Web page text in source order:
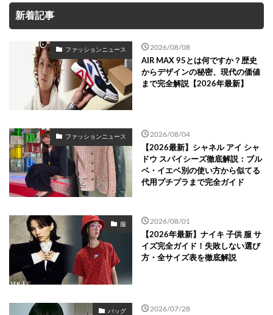
新着記事
ファッションニュース 2026/08/08
AIR MAX 95とは何ですか？歴史
からデザインの秘密、現代の価値
まで完全解説【2026年最新】
ファッションニュース 2026/08/04
【2026最新】シャネル アイ シャ
ドウ スパイシーズ徹底解説：ブル
ベ・イエベ別の使い方から似てる
代用プチプラまで完全ガイド
服 2026/08/01
【2026年最新】ナイキ 子供 服 サ
イズ完全ガイド！失敗しない選び
方・全サイズ表を徹底解説
バッグ 2026/07/28